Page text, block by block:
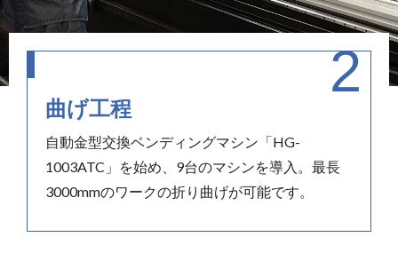
曲げ工程
自動金型交換ベンディングマシン「HG-
1003ATC」を始め、9台のマシンを導入。最長
3000mmのワークの折り曲げが可能です。